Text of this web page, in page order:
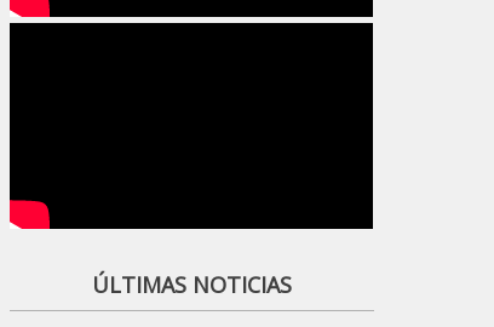
ÚLTIMAS NOTICIAS